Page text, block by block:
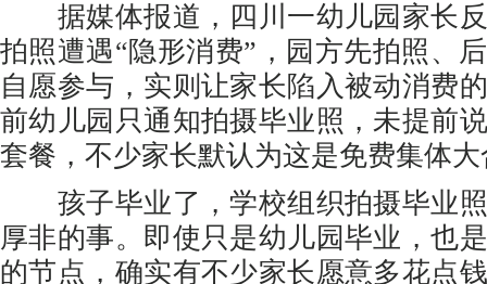
据媒体报道，四川一幼儿园家长反
拍照遭遇“隐形消费”，园方先拍照、
自愿参与，实则让家长陷入被动消费
前幼儿园只通知拍摄毕业照，未提前
套餐，不少家长默认为这是免费集体
孩子毕业了，学校组织拍摄毕业照
厚非的事。即使只是幼儿园毕业，也
的节点，确实有不少家长愿意多花点